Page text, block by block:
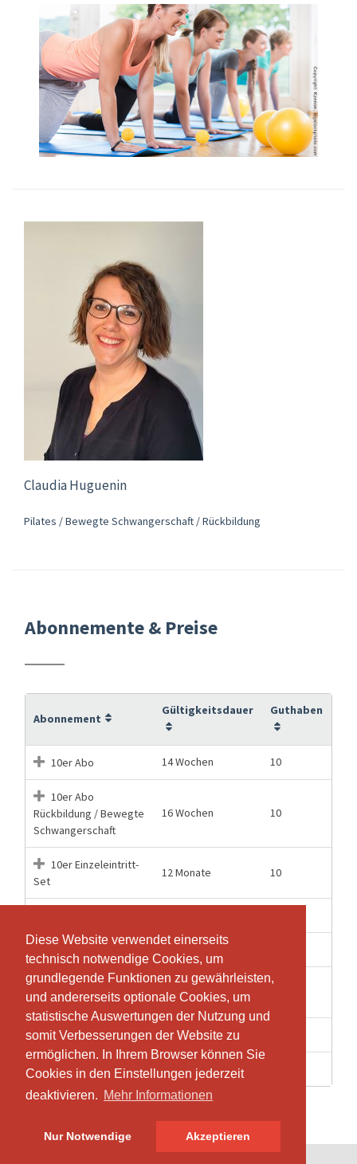
Diese Website verwendet einerseits
technisch notwendige Cookies, um
grundlegende Funktionen zu gewährleisten,
und andererseits optionale Cookies, um
statistische Auswertungen der Nutzung und
somit Verbesserungen der Website zu
ermöglichen. In Ihrem Browser können Sie
Cookies in den Einstellungen jederzeit
deaktivieren. Mehr Informationen
Nur Notwendige Akzeptieren
Diese Website verwendet einerseits
technisch notwendige Cookies, um
grundlegende Funktionen zu gewährleisten,
und andererseits optionale Cookies, um
statistische Auswertungen der Nutzung und
somit Verbesserungen der Website zu
ermöglichen. In Ihrem Browser können Sie
Cookies in den Einstellungen jederzeit
deaktivieren. Mehr Informationen
Nur Notwendige Akzeptieren
Claudia Huguenin
Pilates / Bewegte Schwangerschaft / Rückbildung
Abonnemente & Preise
Abonnement
Gültigkeitsdauer Guthaben
10er Abo 14 Wochen 10
10er Abo
Rückbildung / Bewegte
Schwangerschaft
16 Wochen 10
10er Einzeleintritt-
Set
12 Monate 10
2 Wochen
Jahresabo
1x/Woche
52 Wochen
Online 20er Abo 6 Monate
Schnupperstunde 4 Wochen